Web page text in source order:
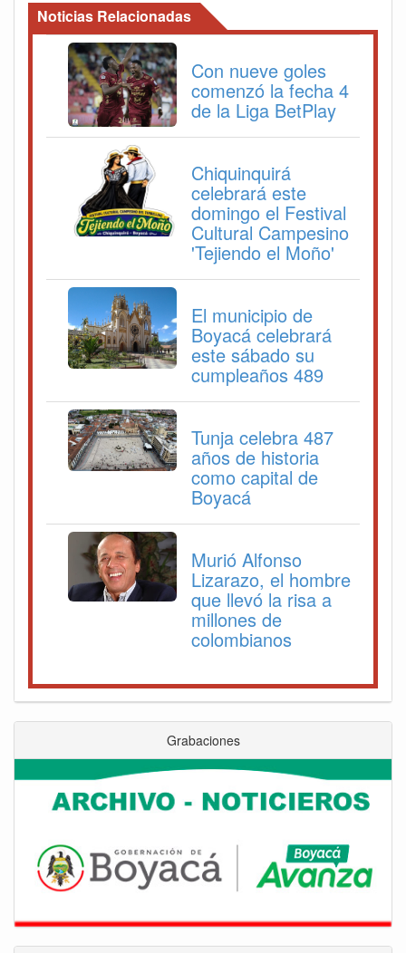
Noticias Relacionadas
Con nueve goles
comenzó la fecha 4
de la Liga BetPlay
Chiquinquirá
celebrará este
domingo el Festival
Cultural Campesino
'Tejiendo el Moño'
El municipio de
Boyacá celebrará
este sábado su
cumpleaños 489
Tunja celebra 487
años de historia
como capital de
Boyacá
Murió Alfonso
Lizarazo, el hombre
que llevó la risa a
millones de
colombianos
Grabaciones